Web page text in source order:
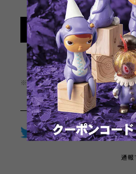
International
Add
日本国内にお
※この商品は1点までのご注文とさ
Twitter LINE
通報